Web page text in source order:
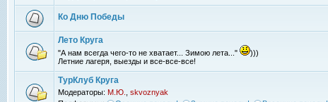
Ко Дню Победы
Лето Круга
"А нам всегда чего-то не хватает... Зимою лета..."
)))
Летние лагеря, выезды и все-все-все!
ТурКлуб Круга
Модераторы: М.Ю.
skvoznyak